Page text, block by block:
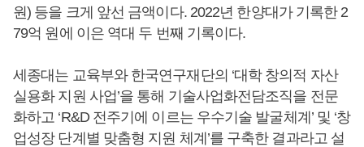
원) 등을 크게 앞선 금액이다. 2022년 한양대가 기록한 2
79억 원에 이은 역대 두 번째 기록이다.
세종대는 교육부와 한국연구재단의 ‘대학 창의적 자산
실용화 지원 사업’을 통해 기술사업화전담조직을 전문
화하고 ‘R&D 전주기에 이르는 우수기술 발굴체계’ 및 ‘창
업성장 단계별 맞춤형 지원 체계’를 구축한 결과라고 설